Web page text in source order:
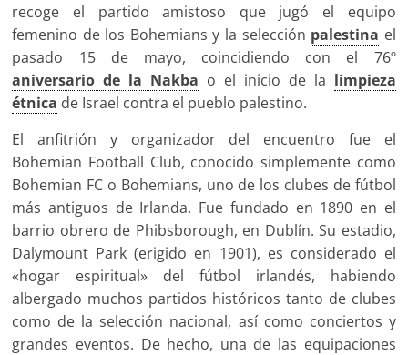
recoge el partido amistoso que jugó el equipo
femenino de los Bohemians y la selección palestina el
pasado 15 de mayo, coincidiendo con el 76º
aniversario de la Nakba o el inicio de la limpieza
étnica de Israel contra el pueblo palestino.
El anfitrión y organizador del encuentro fue el
Bohemian Football Club, conocido simplemente como
Bohemian FC o Bohemians, uno de los clubes de fútbol
más antiguos de Irlanda. Fue fundado en 1890 en el
barrio obrero de Phibsborough, en Dublín. Su estadio,
Dalymount Park (erigido en 1901), es considerado el
«hogar espiritual» del fútbol irlandés, habiendo
albergado muchos partidos históricos tanto de clubes
como de la selección nacional, así como conciertos y
grandes eventos. De hecho, una de las equipaciones